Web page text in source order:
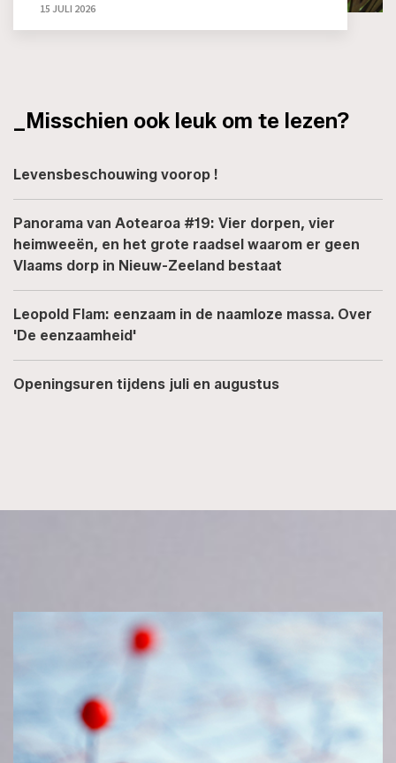
15 JULI 2026
_Misschien ook leuk om te lezen?
Levensbeschouwing voorop !
Panorama van Aotearoa #19: Vier dorpen, vier
heimweeën, en het grote raadsel waarom er geen
Vlaams dorp in Nieuw-Zeeland bestaat
Leopold Flam: eenzaam in de naamloze massa. Over
'De eenzaamheid'
Openingsuren tijdens juli en augustus